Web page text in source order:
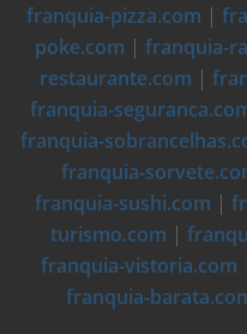
franquia-pizza.com |
poke.com | franquia-
restaurante.com |
franquia-
franquia-
franquia-
franquia-sushi.com |
turismo.com |
franquia-vistoria.com
franquia-